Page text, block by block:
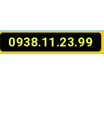
0938.11.23.99